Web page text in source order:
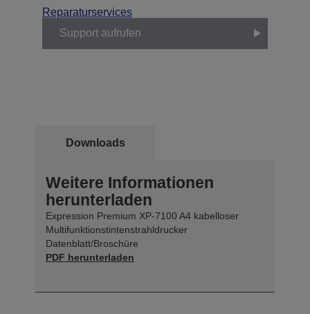
Reparaturservices
Support aufrufen
Downloads
Weitere Informationen
herunterladen
Expression Premium XP-7100 A4 kabelloser
Multifunktionstintenstrahldrucker
Datenblatt/Broschüre
PDF herunterladen